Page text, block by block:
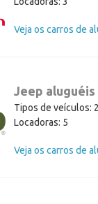
Veja os carros de
Jeep aluguéis
Tipos de veículos: 2
Locadoras: 5
Veja os carros de